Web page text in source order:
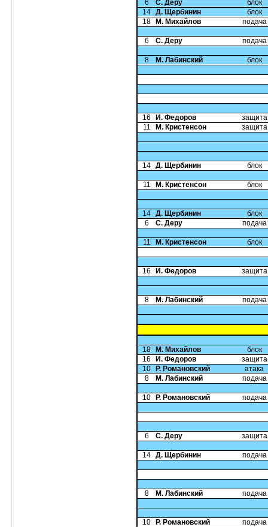
6 С. Деру
блок
14 Д. Щербинин
блок
18
М. Михайлов подача
6 С. Деру подача
8 М. Лабинский блок
16 И. Федоров
защита
11
М. Кристенсон защита
14 Д. Щербинин блок
11 М. Кристенсон блок
14 Д. Щербинин
блок
6
С. Деру подача
11 М. Кристенсон блок
16 И. Федоров защита
8 М. Лабинский подача
18 М. Михайлов
блок
16
И. Федоров
защита
10
Р. Романовский
атака
8
М. Лабинский подача
10 Р. Романовский подача
6 С. Деру защита
14 Д. Щербинин подача
8 М. Лабинский подача
10 Р. Романовский подача